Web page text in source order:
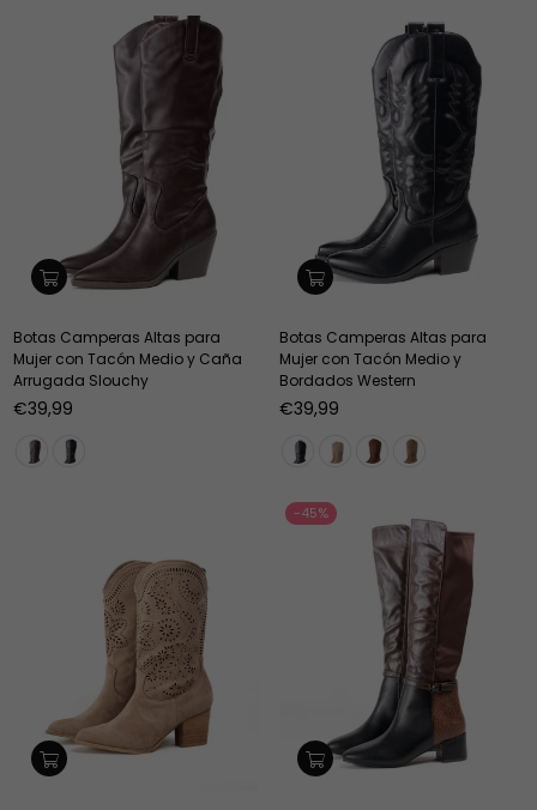
Botas Camperas Altas para
Mujer con Tacón Medio y Caña
Arrugada Slouchy
Precio
€39,99
Botas Camperas Altas para
Mujer con Tacón Medio y
Bordados Western
Precio
€39,99
-45%